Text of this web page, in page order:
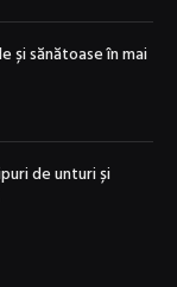
și sănătoase în mai
de unturi și